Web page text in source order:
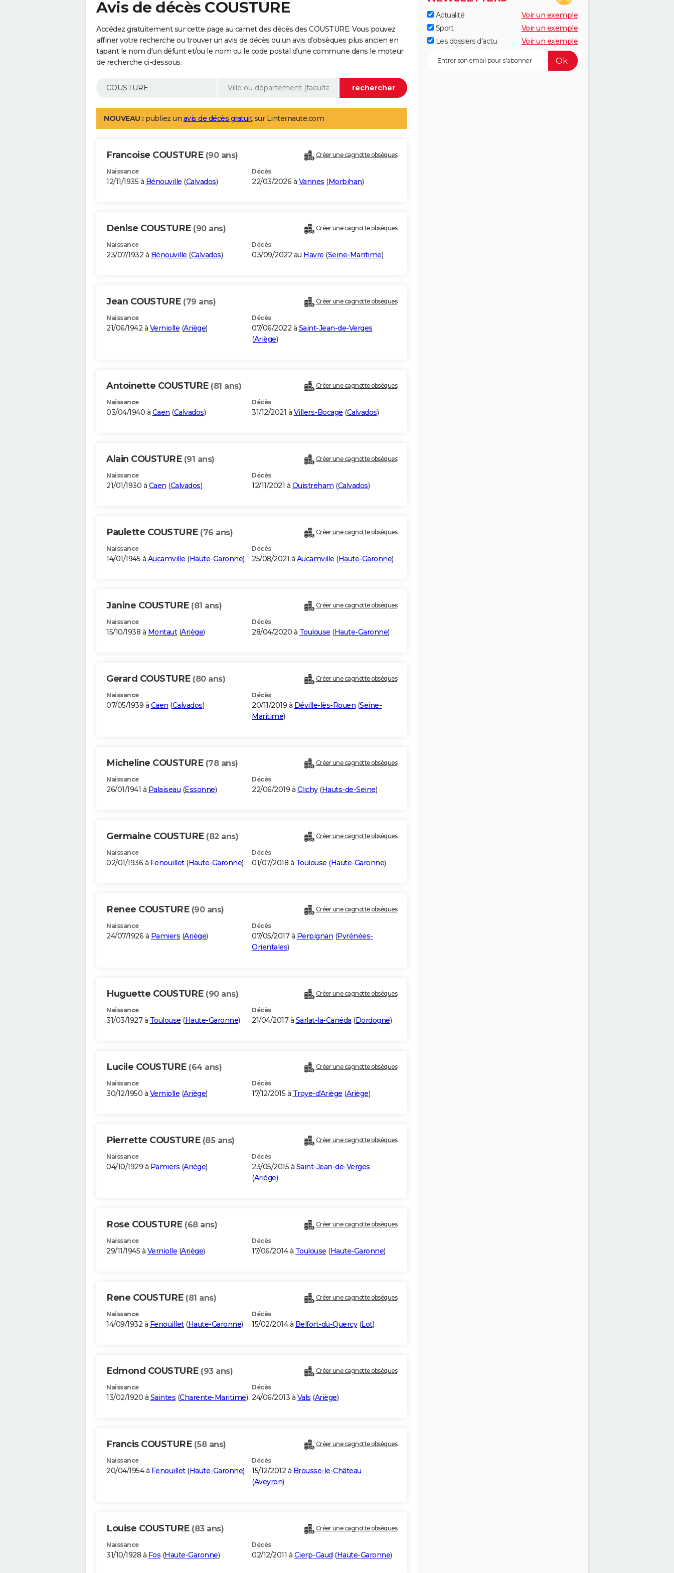
Avis de décès COUSTURE
Accédez gratuitement sur cette page au carnet des décès des COUSTURE. Vous pouvez
affiner votre recherche ou trouver un avis de décès ou un avis d'obsèques plus ancien en
tapant le nom d'un défunt et/ou le nom ou le code postal d'une commune dans le moteur
de recherche ci-dessous.
NOUVEAU : publiez un avis de décès gratuitsur Linternaute.com
Francoise COUSTURE (90 ans) Créer une cagnotte obsèques
Naissance
12/11/1935 à Bénouville (Calvados)
Décès
22/03/2026 à Vannes (Morbihan)
Denise COUSTURE (90 ans) Créer une cagnotte obsèques
Naissance
23/07/1932 à Bénouville (Calvados)
Décès
03/09/2022 au Havre (Seine-Maritime)
Jean COUSTURE (79 ans) Créer une cagnotte obsèques
Naissance
21/06/1942 à Verniolle (Ariège)
Décès
07/06/2022 à Saint-Jean-de-Verges
(Ariège)
Antoinette COUSTURE (81 ans) Créer une cagnotte obsèques
Naissance
03/04/1940 à Caen (Calvados)
Décès
31/12/2021 à Villers-Bocage (Calvados)
Alain COUSTURE (91 ans) Créer une cagnotte obsèques
Naissance
21/01/1930 à Caen (Calvados)
Décès
12/11/2021 à Ouistreham (Calvados)
Paulette COUSTURE (76 ans) Créer une cagnotte obsèques
Naissance
14/01/1945 à Aucamville (Haute-Garonne)
Décès
25/08/2021 à Aucamville (Haute-Garonne)
Janine COUSTURE (81 ans) Créer une cagnotte obsèques
Naissance
15/10/1938 à Montaut(Ariège)
Décès
28/04/2020 à Toulouse (Haute-Garonne)
Gerard COUSTURE (80 ans) Créer une cagnotte obsèques
Naissance
07/05/1939 à Caen (Calvados)
Décès
20/11/2019 à Déville-lès-Rouen (Seine-
Maritime)
Micheline COUSTURE (78 ans) Créer une cagnotte obsèques
Naissance
26/01/1941 à Palaiseau (Essonne)
Décès
22/06/2019 à Clichy(Hauts-de-Seine)
Germaine COUSTURE (82 ans) Créer une cagnotte obsèques
Naissance
02/01/1936 à Fenouillet(Haute-Garonne)
Décès
01/07/2018 à Toulouse (Haute-Garonne)
Renee COUSTURE (90 ans) Créer une cagnotte obsèques
Naissance
24/07/1926 à Pamiers (Ariège)
Décès
07/05/2017 à Perpignan (Pyrénées-
Orientales)
Huguette COUSTURE (90 ans) Créer une cagnotte obsèques
Naissance
31/03/1927 à Toulouse (Haute-Garonne)
Décès
21/04/2017 à Sarlat-la-Canéda (Dordogne)
Lucile COUSTURE (64 ans) Créer une cagnotte obsèques
Naissance
30/12/1950 à Verniolle (Ariège)
Décès
17/12/2015 à Troye-d'Ariège (Ariège)
Pierrette COUSTURE (85 ans) Créer une cagnotte obsèques
Naissance
04/10/1929 à Pamiers (Ariège)
Décès
23/05/2015 à Saint-Jean-de-Verges
(Ariège)
Rose COUSTURE (68 ans) Créer une cagnotte obsèques
Naissance
29/11/1945 à Verniolle (Ariège)
Décès
17/06/2014 à Toulouse (Haute-Garonne)
Rene COUSTURE (81 ans) Créer une cagnotte obsèques
Naissance
14/09/1932 à Fenouillet(Haute-Garonne)
Décès
15/02/2014 à Belfort-du-Quercy(Lot)
Edmond COUSTURE (93 ans) Créer une cagnotte obsèques
Naissance
13/02/1920 à Saintes (Charente-Maritime)
Décès
24/06/2013 à Vals (Ariège)
Francis COUSTURE (58 ans) Créer une cagnotte obsèques
Naissance
20/04/1954 à Fenouillet(Haute-Garonne)
Décès
15/12/2012 à Brousse-le-Château
(Aveyron)
Louise COUSTURE (83 ans) Créer une cagnotte obsèques
Naissance
31/10/1928 à Fos (Haute-Garonne)
Décès
02/12/2011 à Cierp-Gaud (Haute-Garonne)
Actualité
Voir un exemple
Sport
Voir un exemple
Les dossiers d'actu
Voir un exemple